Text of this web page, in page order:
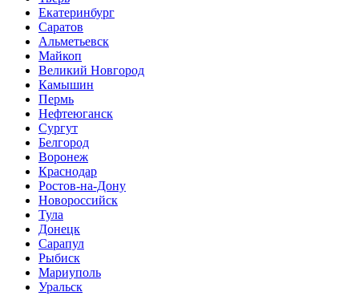
Екатеринбург
Саратов
Альметьевск
Майкоп
Великий Новгород
Камышин
Пермь
Нефтеюганск
Сургут
Белгород
Воронеж
Краснодар
Ростов-на-Дону
Новороссийск
Тула
Донецк
Сарапул
Рыбиск
Мариуполь
Уральск